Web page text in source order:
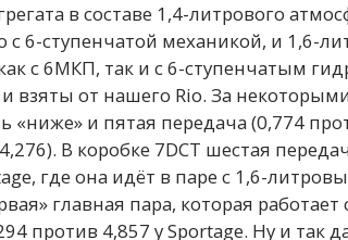
в составе 1,4-литрового
с 6-ступенчатой механикой, и 1,6-
с 6МКП, так и с 6-ступенчатым
взяты от нашего Rio. За
«ниже» и пятая передача (0,774
В коробке 7DCT шестая
где она идёт в паре с 1,6-
главная пара, которая
против 4,857 у Sportage. Ну и так